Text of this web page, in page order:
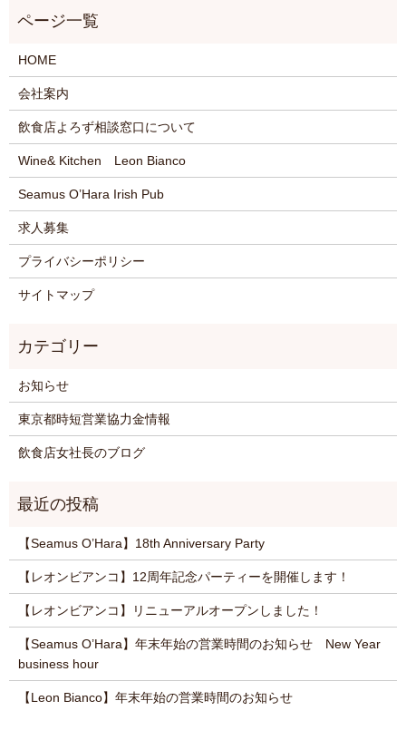
HOME
会社案内
飲食店よろず相談窓口について
Wine& Kitchen Leon Bianco
Seamus O’Hara Irish Pub
求人募集
プライバシーポリシー
サイトマップ
お知らせ
東京都時短営業協力金情報
飲食店女社長のブログ
【Seamus O’Hara】18th Anniversary Party
【レオンビアンコ】12周年記念パーティーを開催します！
【レオンビアンコ】リニューアルオープンしました！
【Seamus O’Hara】年末年始の営業時間のお知らせ New Year
business hour
【Leon Bianco】年末年始の営業時間のお知らせ